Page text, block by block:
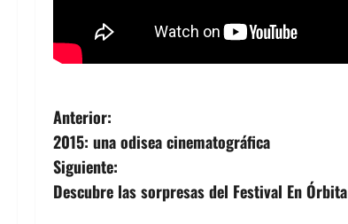
N
a
v
Anterior:
2015: una odisea cinematográfica
Siguiente:
Descubre las sorpresas del Festival En Órbita